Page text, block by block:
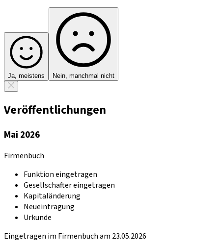
Ja, meistens Nein, manchmal nicht
Veröffentlichungen
Mai 2026
Firmenbuch
Funktion eingetragen
Gesellschafter eingetragen
Kapitaländerung
Neueintragung
Urkunde
Eingetragen im Firmenbuch am 23.05.2026